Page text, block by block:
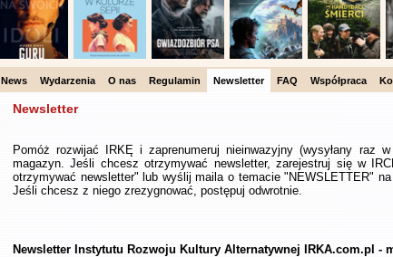
News Wydarzenia O nas Regulamin Newsletter FAQ Współpraca
Newsletter
Pomóż rozwijać IRKĘ i zaprenumeruj nieinwazyjny (wysyłany raz
magazyn. Jeśli chcesz otrzymywać newsletter, zarejestruj się w
otrzymywać newsletter" lub wyślij maila o temacie "NEWSLETTER"
Jeśli chcesz z niego zrezygnować, postępuj odwrotnie.
Newsletter Instytutu Rozwoju Kultury Alternatywnej IRKA.com.pl -